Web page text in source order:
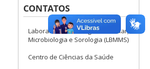
CONTATOS
Laboratório de Biologia Molecular,
Microbiologia e Sorologia (LBMMS)
Centro de Ciências da Saúde